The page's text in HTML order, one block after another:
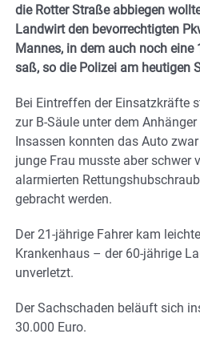
die Rotter Straße abbiegen
Landwirt den bevorrechtigten
Mannes, in dem auch noch eine
saß, so die Polizei am heutigen
Bei Eintreffen der Einsatzkräfte
zur B-Säule unter dem
Insassen konnten das Auto
junge Frau musste aber schwer
alarmierten
gebracht werden.
Der 21-jährige Fahrer kam
Krankenhaus – der 60-jährige
unverletzt.
Der Sachschaden beläuft sich
30.000 Euro.